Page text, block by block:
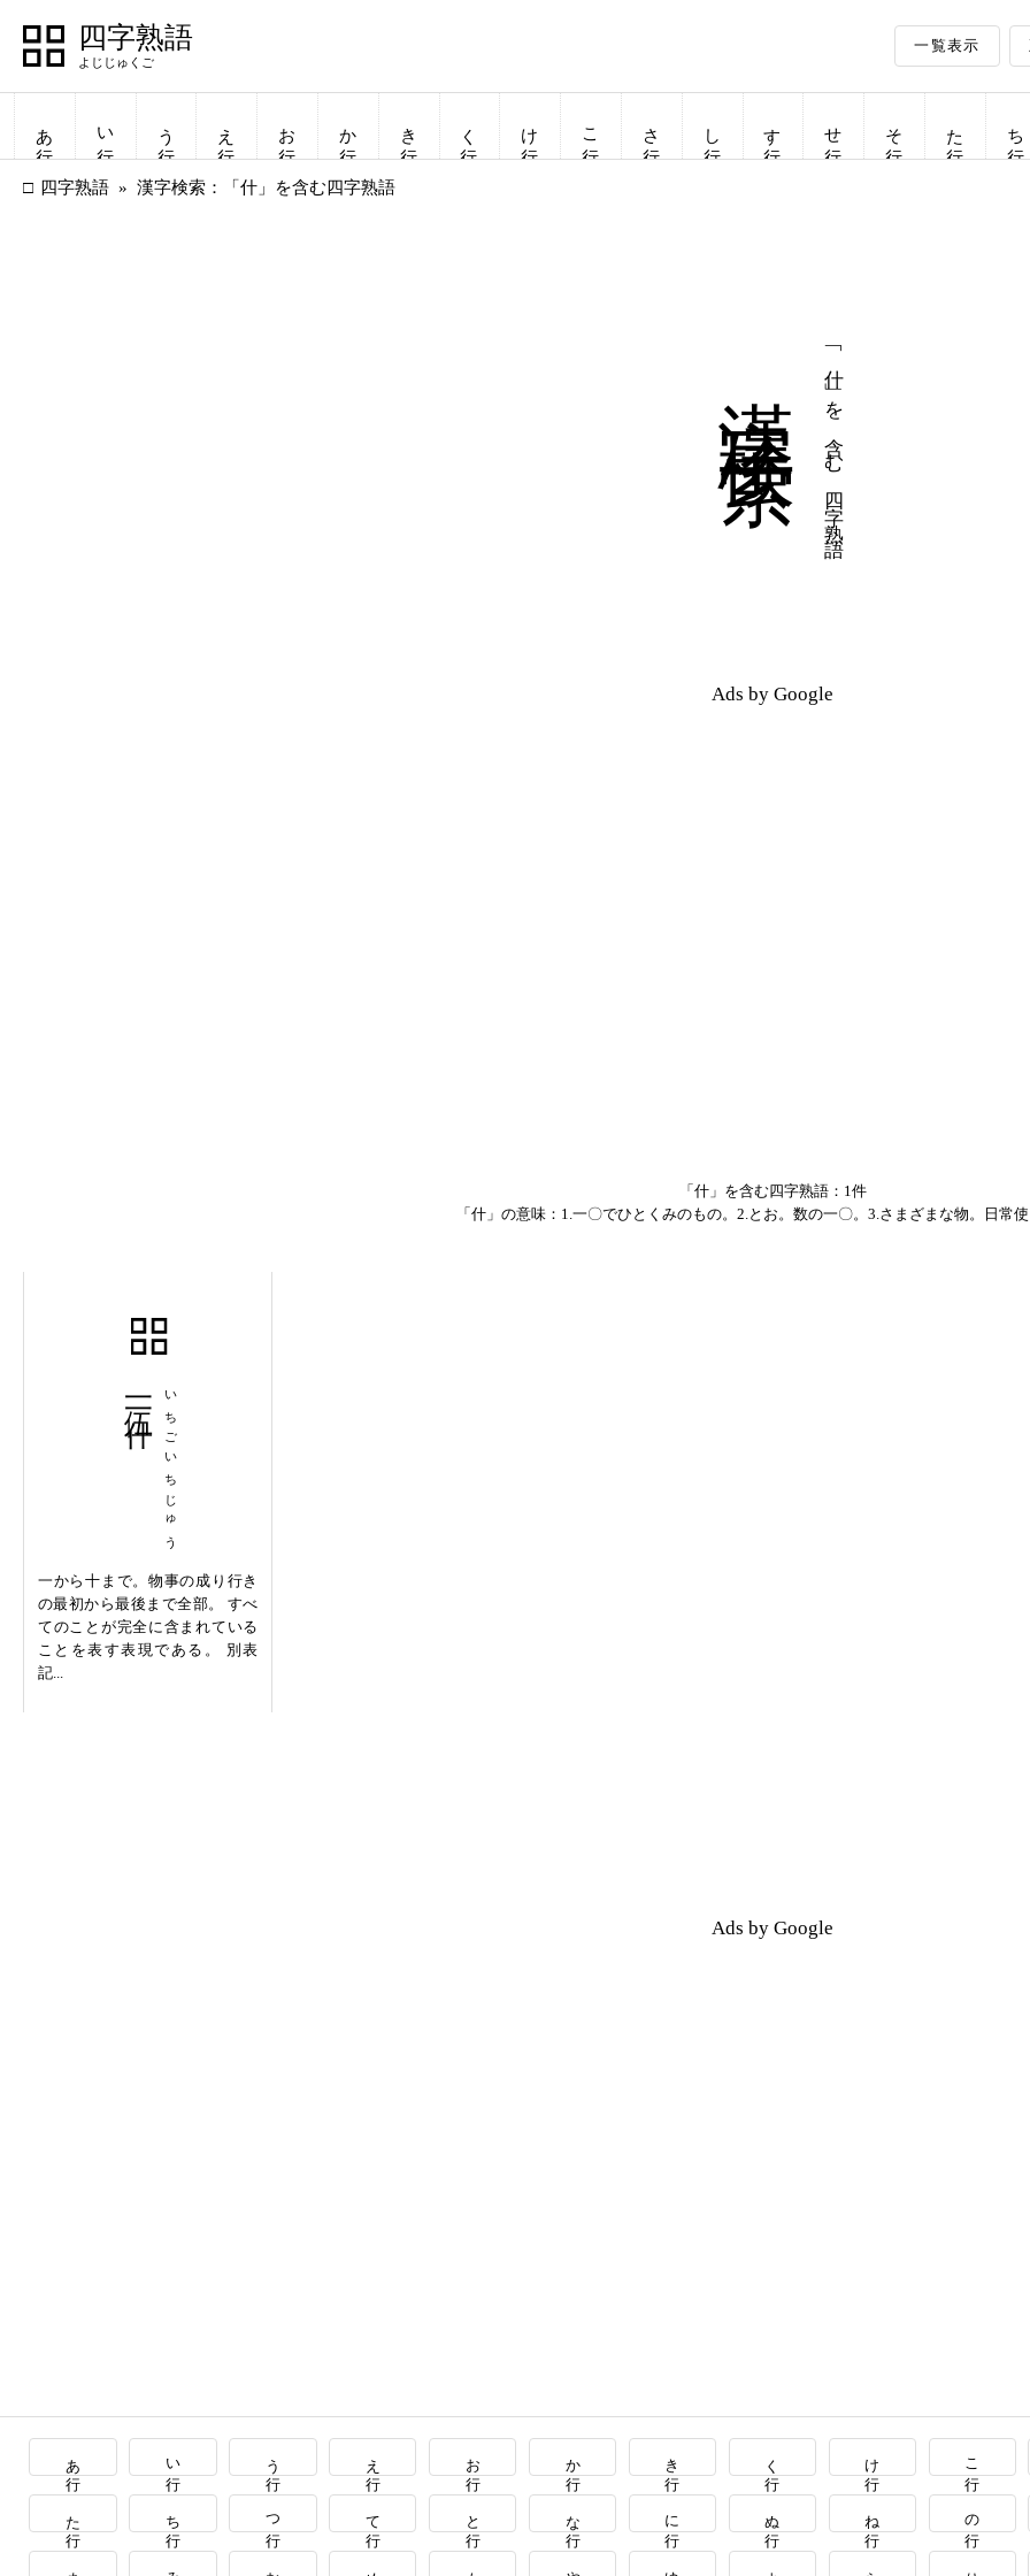
四字熟語 一覧表示
あ行 い行 う行 え行 お行 か行 き行 く行 け行 こ行 さ行 し行 す行 せ行 そ行 た行 ち行
四字熟語 漢字検索：「什」を含む四字熟語
「什」を含む四字熟語
Ads by Google
「什」を含む四字熟語：1件
「什」の意味：1.一〇でひとくみのもの。2.とお。数の一〇。3.さまざまな物。日常使
いちごいちじゅう
一伍一什
一から十まで。物事の成り行き
の最初から最後まで全部。 すべ
てのことが完全に含まれている
ことを表す表現である。 別表
記...
Ads by Google
あ行 い行 う行 え行 お行 か行 き行 く行 け行 こ行
た行 ち行 つ行 て行 と行 な行 に行 ぬ行 ね行 の行
ま行 み行 む行 め行 も行 や行 ゆ行 よ行 ら行 り行